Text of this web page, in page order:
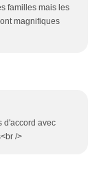
familles mais les
magnifiques
d'accord avec
/>